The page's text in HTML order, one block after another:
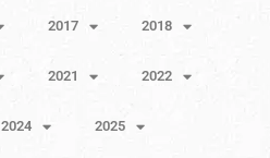
2017 2018
2021 2022
2024 2025